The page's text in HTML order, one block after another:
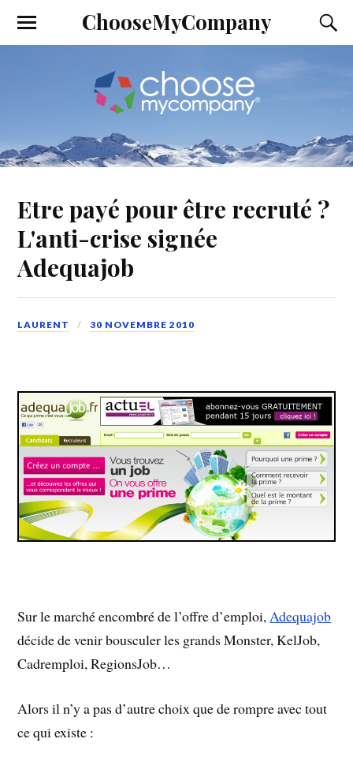
ChooseMyCompany
Etre payé pour être recruté ?
L'anti-crise signée
Adequajob
LAURENT 30 NOVEMBRE 2010
Sur le marché encombré de l’offre d’emploi,Adequajob
décide de venir bousculer les grands Monster, KelJob,
Cadremploi, RegionsJob…
Alors il n’y a pas d’autre choix que de rompre avec tout
ce qui existe :